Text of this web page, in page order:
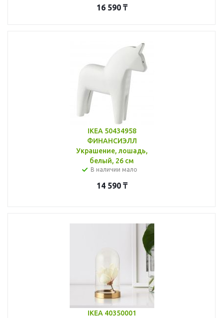
16 590₸
IKEA 50434958
ФИНАНСИЭЛЛ
Украшение, лошадь,
белый, 26 см
В наличии мало
14 590₸
IKEA 40350001